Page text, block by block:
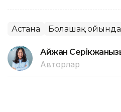
Астана Болашақ
Айжан
Авторлар